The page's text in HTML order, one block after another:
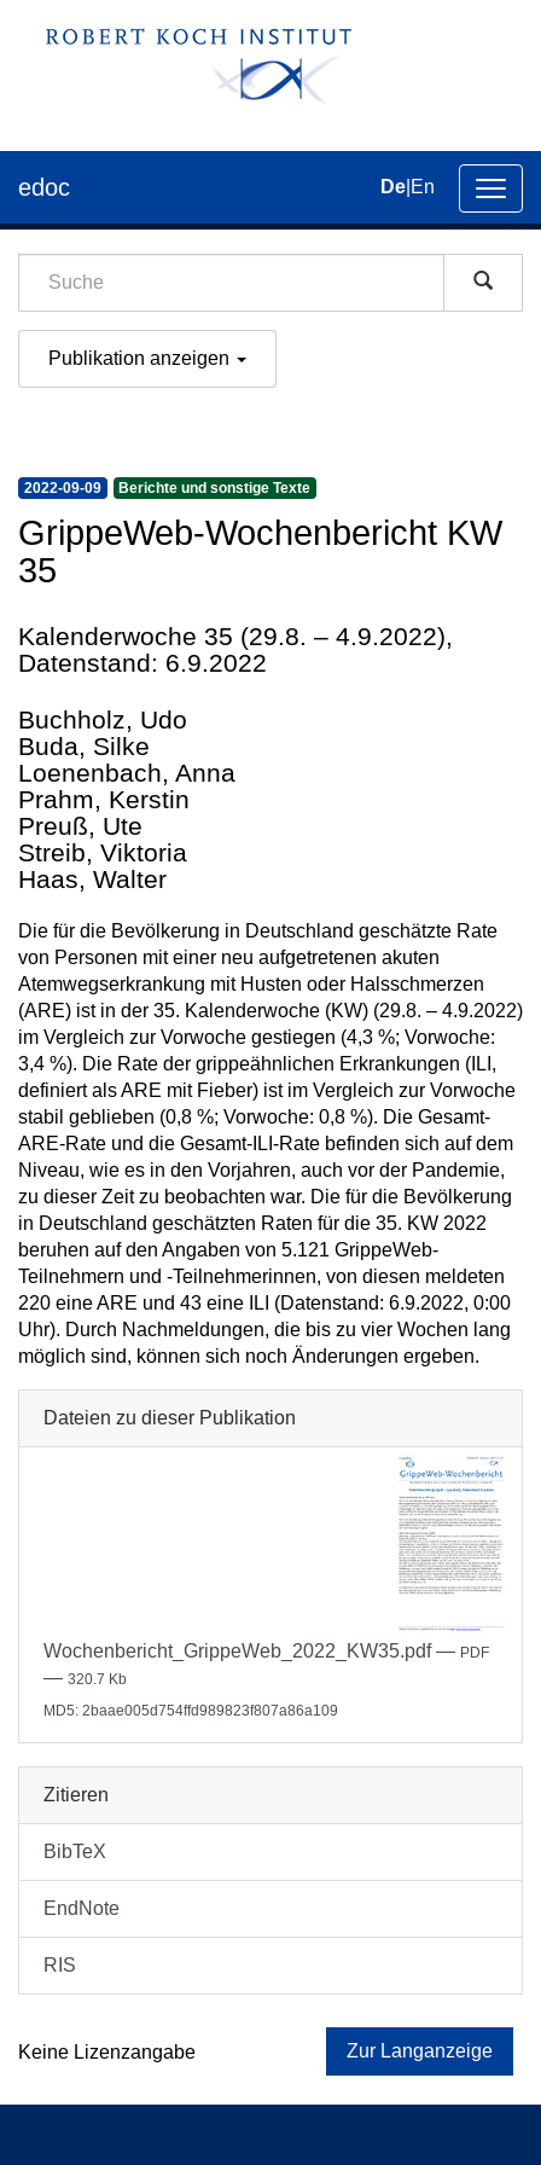
der
edoc De En
Publikation anzeigen
2022-09-09 Berichte und sonstige Texte
GrippeWeb-Wochenbericht KW
35
Kalenderwoche 35 (29.8. – 4.9.2022),
Datenstand: 6.9.2022
Buchholz, Udo
Buda, Silke
Loenenbach, Anna
Prahm, Kerstin
Preuß, Ute
Streib, Viktoria
Haas, Walter
Die für die Bevölkerung in Deutschland geschätzte Rate
von Personen mit einer neu aufgetretenen akuten
Atemwegserkrankung mit Husten oder Halsschmerzen
(ARE) ist in der 35. Kalenderwoche (KW) (29.8. – 4.9.2022)
im Vergleich zur Vorwoche gestiegen (4,3 %; Vorwoche:
3,4 %). Die Rate der grippeähnlichen Erkrankungen (ILI,
definiert als ARE mit Fieber) ist im Vergleich zur Vorwoche
stabil geblieben (0,8 %; Vorwoche: 0,8 %). Die Gesamt-
ARE-Rate und die Gesamt-ILI-Rate befinden sich auf dem
Niveau, wie es in den Vorjahren, auch vor der Pandemie,
zu dieser Zeit zu beobachten war. Die für die Bevölkerung
in Deutschland geschätzten Raten für die 35. KW 2022
beruhen auf den Angaben von 5.121 GrippeWeb-
Teilnehmern und -Teilnehmerinnen, von diesen meldeten
220 eine ARE und 43 eine ILI (Datenstand: 6.9.2022, 0:00
Uhr). Durch Nachmeldungen, die bis zu vier Wochen lang
möglich sind, können sich noch Änderungen ergeben.
Dateien zu dieser Publikation
Wochenbericht_GrippeWeb_2022_KW35.pdf— PDF
— 320.7 Kb
MD5: 2baae005d754ffd989823f807a86a109
Zitieren
BibTeX
EndNote
RIS
Keine Lizenzangabe Zur Langanzeige